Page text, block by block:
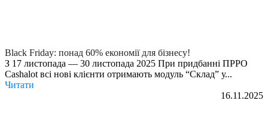
Black Friday: понад 60% економії для бізнесу!
З 17 листопада — 30 листопада 2025 При придбанні ПРРО
Cashalot всі нові клієнти отримають модуль “Склад” у...
Читати
16.11.2025